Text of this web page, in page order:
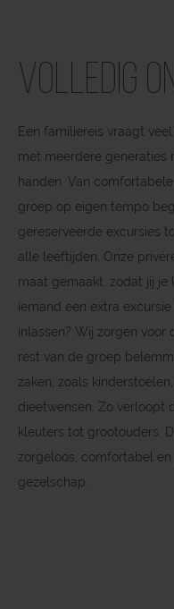
Volledig
Een familiereis vraagt
met meerdere generaties
handen. Van
groep op eigen tempo
gereserveerde excursies
alle leeftijden. Onze
maat gemaakt, zodat jij je
iemand een extra
inlassen? Wij zorgen
rest van de groep
zaken, zoals
dieetwensen. Zo verloopt
kleuters tot grootouders.
zorgeloos, comfortabel
gezelschap.